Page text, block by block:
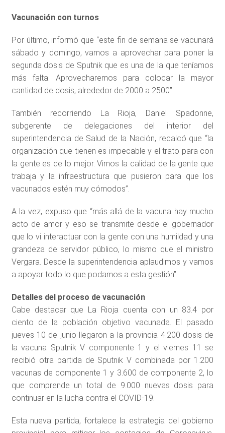
Vacunación con turnos
Por último, informó que “este fin de semana se vacunará
sábado y domingo, vamos a aprovechar para poner la
segunda dosis de Sputnik que es una de la que teníamos
más falta. Aprovecharemos para colocar la mayor
cantidad de dosis, alrededor de 2000 a 2500”.
También recorriendo La Rioja, Daniel Spadonne,
subgerente de delegaciones del interior del
superintendencia de Salud de la Nación, recalcó que “la
organización que tienen es impecable y el trato para con
la gente es de lo mejor. Vimos la calidad de la gente que
trabaja y la infraestructura que pusieron para que los
vacunados estén muy cómodos”.
A la vez, expuso que “más allá de la vacuna hay mucho
acto de amor y eso se transmite desde el gobernador
que lo vi interactuar con la gente con una humildad y una
grandeza de servidor público, lo mismo que el ministro
Vergara. Desde la superintendencia aplaudimos y vamos
a apoyar todo lo que podamos a esta gestión”.
Detalles del proceso de vacunación
Cabe destacar que La Rioja cuenta con un 83.4 por
ciento de la población objetivo vacunada. El pasado
jueves 10 de junio llegaron a la provincia 4.200 dosis de
la vacuna Sputnik V componente 1 y el viernes 11 se
recibió otra partida de Sputnik V combinada por 1.200
vacunas de componente 1 y 3.600 de componente 2, lo
que comprende un total de 9.000 nuevas dosis para
continuar en la lucha contra el COVID-19.
Esta nueva partida, fortalece la estrategia del gobierno